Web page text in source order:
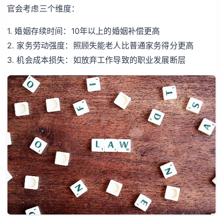
官会考虑三个维度：
1. 婚姻存续时间：10年以上的婚姻补偿更高
2. 家务劳动强度：照顾失能老人比普通家务得分更高
3. 机会成本损失：如放弃工作导致的职业发展断层